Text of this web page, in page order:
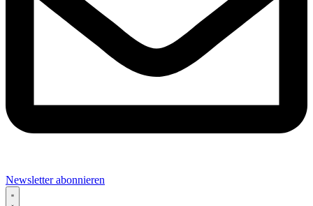
Newsletter abonnieren